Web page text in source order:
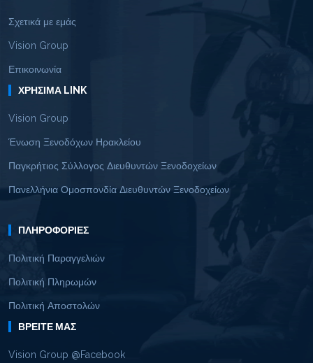
Σχετικά με εμάς
Vision Group
Επικοινωνία
ΧΡΉΣΙΜΑ LINK
Vision Group
Ένωση Ξενοδόχων Ηρακλείου
Παγκρήτιος Σύλλογος Διευθυντών Ξενοδοχείων
Πανελλήνια Ομοσπονδία Διευθυντών Ξενοδοχείων
ΠΛΗΡΟΦΟΡΊΕΣ
Πολιτική Παραγγελιών
Πολιτική Πληρωμών
Πολιτική Αποστολών
ΒΡΕΊΤΕ ΜΑΣ
Vision Group @Facebook